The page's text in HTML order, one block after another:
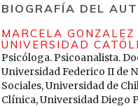
Padilla Díaz, Mariwilda
consejería: perspectivas
consejería profesional
práctico. Revista Griot, 7(1),
https://revistas.upr.edu/
Reyes-Espejo, María
BIOGRAFÍA DEL
MARCELA
UNIVERSIDAD
Psicóloga. Psicoanalista.
Universidad Federico II de
Sociales, Universidad de
Clínica, Universidad Diego